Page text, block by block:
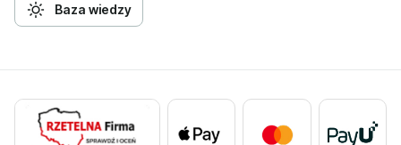
Baza wiedzy